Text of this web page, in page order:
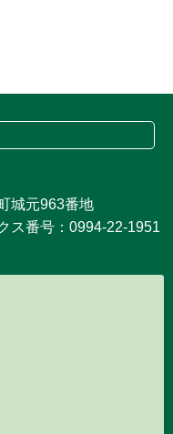
城元963番地
ス番号：0994-22-1951